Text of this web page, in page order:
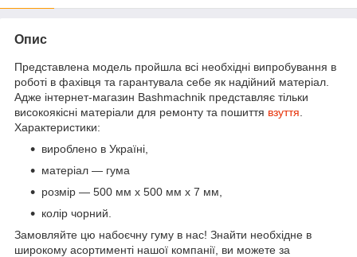
Опис
Представлена модель пройшла всі необхідні випробування в
роботі в фахівця та гарантувала себе як надійний матеріал.
Адже інтернет-магазин Bashmachnik представляє тільки
високоякісні матеріали для ремонту та пошиття взуття
Характеристики:
вироблено в Україні,
матеріал — гума
розмір — 500 мм х 500 мм х 7 мм,
колір чорний.
Замовляйте цю набоєчну гуму в нас! Знайти необхідне в
широкому асортименті нашої компанії, ви можете за